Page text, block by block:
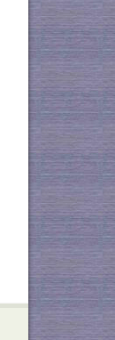
532nm 10W 녹색